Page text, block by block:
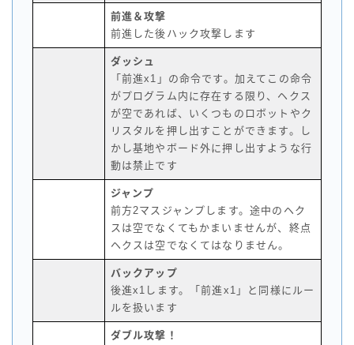
前進＆攻撃
前進した後ハック攻撃します
ダッシュ
「前進x1」の命令です。加えてこの命令
がプログラム内に存在する限り、ヘクス
が空であれば、いくつものロボットやク
リスタルを押し出すことができます。し
かし基地やボード外に押し出すような行
動は禁止です
ジャンプ
前方2マスジャンプします。途中のヘク
スは空でなくてもかまいませんが、終点
ヘクスは空でなくてはなりません。
バックアップ
後進x1します。「前進x1」と同様にルー
ルを扱います
ダブル攻撃！